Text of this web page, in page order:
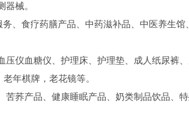
械。
、食疗药膳产品、中药滋补品、中医养生馆
仪血糖仪、护理床、护理垫、成人纸尿裤、
年棋牌，老花镜等。
荞产品、健康睡眠产品、奶类制品饮品、